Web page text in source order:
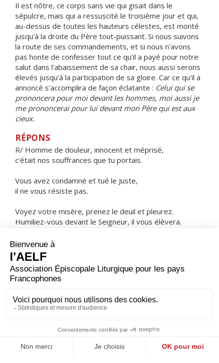
Il est nôtre, ce corps sans vie qui gisait dans le
sépulcre, mais qui a ressuscité le troisième jour et qui,
au-dessus de toutes les hauteurs célestes, est monté
jusqu'à la droite du Père tout-puissant. Si nous suivons
la route de ses commandements, et si nous n'avons
pas honte de confesser tout ce qu'il a payé pour notre
salut dans l'abaissement de sa chair, nous aussi serons
élevés jusqu'à la participation de sa gloire. Car ce qu'il a
annoncé s'accomplira de façon éclatante : Celui qui se
prononcera pour moi devant les hommes, moi aussi je
me prononcerai pour lui devant mon Père qui est aux
cieux.
RÉPONS
R/ Homme de douleur, innocent et méprisé,
c'était nos souffrances que tu portais.
Vous avez condamné et tué le Juste,
il ne vous résiste pas.
Voyez votre misère, prenez le deuil et pleurez.
Humiliez-vous devant le Seigneur, il vous élèvera.
ORAISON
Nous t'adressons, Seigneur, cette humble prière : que
tes serviteurs se purifient dans la pénitence et
rester dociles à ta volonté et d'arriver sans encombre
aux fêtes de Pâques.